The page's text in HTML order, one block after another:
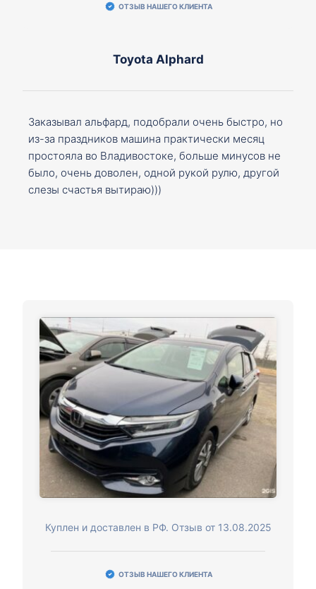
ОТЗЫВ НАШЕГО КЛИЕНТА
Toyota Alphard
Заказывал альфард, подобрали очень быстро, но
из-за праздников машина практически месяц
простояла во Владивостоке, больше минусов не
было, очень доволен, одной рукой рулю, другой
слезы счастья вытираю)))
Куплен и доставлен в РФ. Отзыв от 13.08.2025
ОТЗЫВ НАШЕГО КЛИЕНТА